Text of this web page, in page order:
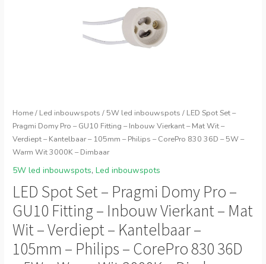
Home/ Led inbouwspots / 5W led inbouwspots / LED Spot Set –
Pragmi Domy Pro – GU10 Fitting – Inbouw Vierkant – Mat Wit –
Verdiept – Kantelbaar – 105mm – Philips – CorePro 830 36D – 5W –
Warm Wit 3000K – Dimbaar
5W led inbouwspots,Led inbouwspots
LED Spot Set – Pragmi Domy Pro –
GU10 Fitting – Inbouw Vierkant – Mat
Wit – Verdiept – Kantelbaar –
105mm – Philips – CorePro 830 36D